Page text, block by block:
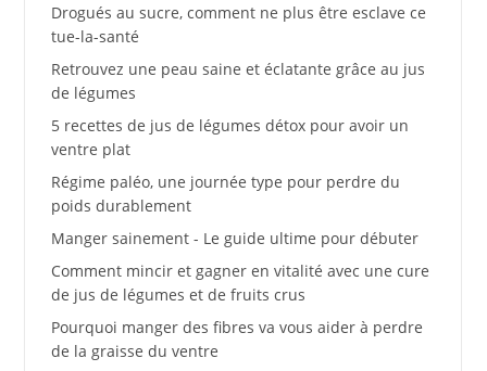
Drogués au sucre, comment ne plus être esclave ce
tue-la-santé
Retrouvez une peau saine et éclatante grâce au jus
de légumes
5 recettes de jus de légumes détox pour avoir un
ventre plat
Régime paléo, une journée type pour perdre du
poids durablement
Manger sainement - Le guide ultime pour débuter
Comment mincir et gagner en vitalité avec une cure
de jus de légumes et de fruits crus
Pourquoi manger des fibres va vous aider à perdre
de la graisse du ventre